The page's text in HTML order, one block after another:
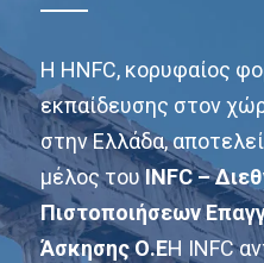
Η HNFC, κορυφαίος
εκπαίδευσης στον
στην Ελλάδα,
μέλος τουINFC –
Πιστοποιήσεων
Άσκησης Ο.ΕΗ INFC